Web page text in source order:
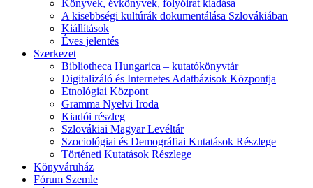
Könyvek, évkönyvek, folyóirat kiadása
A kisebbségi kultúrák dokumentálása Szlovákiában
Kiállítások
Éves jelentés
Szerkezet
Bibliotheca Hungarica – kutatókönyvtár
Digitalizáló és Internetes Adatbázisok Központja
Etnológiai Központ
Gramma Nyelvi Iroda
Kiadói részleg
Szlovákiai Magyar Levéltár
Szociológiai és Demográfiai Kutatások Részlege
Történeti Kutatások Részlege
Könyváruház
Fórum Szemle